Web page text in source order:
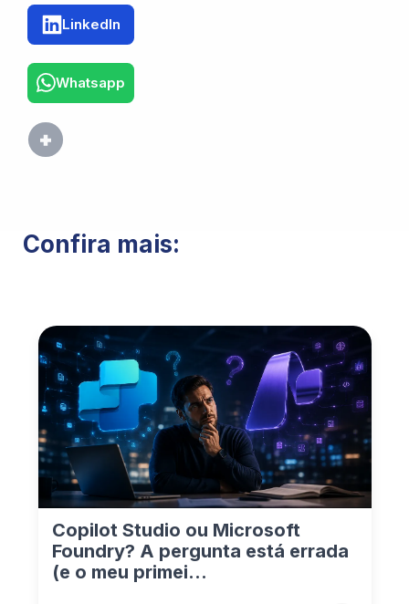
LinkedIn
Whatsapp
Confira mais:
Copilot Studio ou Microsoft
Foundry? A pergunta está errada
(e o meu primei...